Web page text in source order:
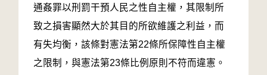
通姦罪以刑罰干預人民之性自主權，其限制所
致之損害顯然大於其目的所欲維護之利益，而
有失均衡，該條對憲法第22條所保障性自主權
之限制，與憲法第23條比例原則不符而違憲。